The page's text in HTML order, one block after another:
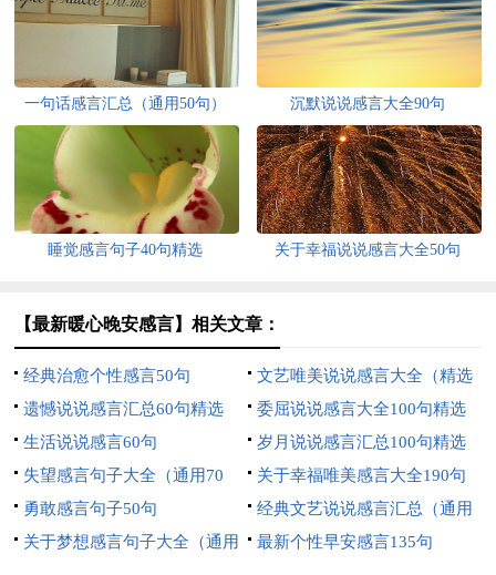
一句话感言汇总（通用50句） 沉默说说感言大全90句
睡觉感言句子40句精选 关于幸福说说感言大全50句
【最新暖心晚安感言】相关文章：
经典治愈个性感言50句
文艺唯美说说感言大全（精选
80句）
遗憾说说感言汇总60句精选
委屈说说感言大全100句精选
生活说说感言60句
岁月说说感言汇总100句精选
失望感言句子大全（通用70
句）
关于幸福唯美感言大全190句
精选
勇敢感言句子50句
经典文艺说说感言汇总（通用
100句）
关于梦想感言句子大全（通用
最新个性早安感言135句